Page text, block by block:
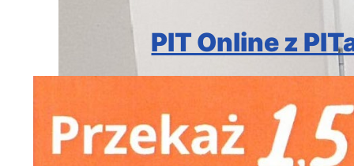
PIT Online z